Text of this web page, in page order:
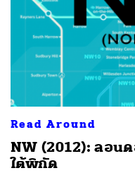
Read Around
NW (2012): ลอน
ใต้พิกัด